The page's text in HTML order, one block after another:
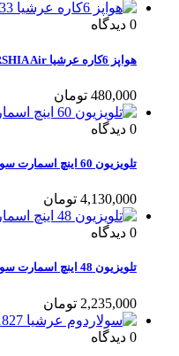
0 دیدگاه
هواپز 6کاره عرشیا ARSHIA Air...
480,000 تومان
0 دیدگاه
تلویزیون 60 اینچ اسمارت سونی...
4,130,000 تومان
0 دیدگاه
تلویزیون 48 اینچ اسمارت سونی...
2,235,000 تومان
0 دیدگاه